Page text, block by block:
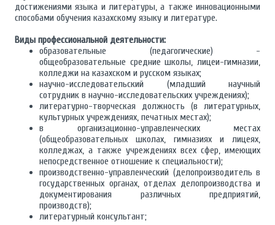
достижениями языка и литературы, а также инновационными
способами обучения казахскому языку и литературе.
Виды профессиональной деятельности:
образовательные (педагогические) -
общеобразовательные средние школы, лицеи-гимназии,
колледжи на казахском и русском языках;
научно-исследовательский (младший научный
сотрудник в научно-исследовательских учреждениях);
литературно-творческая должность (в литературных,
культурных учреждениях, печатных местах);
в организационно-управленческих местах
(общеобразовательных школах, гимназиях и лицеях,
колледжах, а также учреждениях всех сфер, имеющих
непосредственное отношение к специальности);
производственно-управленческий (делопроизводитель в
государственных органах, отделах делопроизводства и
документирования различных предприятий,
производств);
литературный консультант;